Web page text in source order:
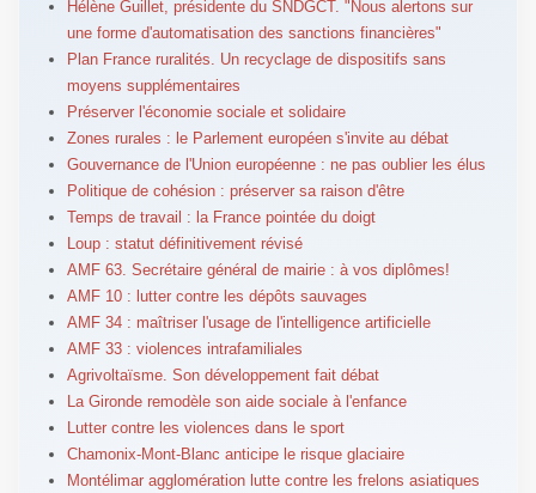
Hélène Guillet, présidente du SNDGCT. "Nous alertons sur
une forme d'automatisation des sanctions financières"
Plan France ruralités. Un recyclage de dispositifs sans
moyens supplémentaires
Préserver l'économie sociale et solidaire
Zones rurales : le Parlement européen s'invite au débat
Gouvernance de l'Union européenne : ne pas oublier les élus
Politique de cohésion : préserver sa raison d'être
Temps de travail : la France pointée du doigt
Loup : statut définitivement révisé
AMF 63. Secrétaire général de mairie : à vos diplômes!
AMF 10 : lutter contre les dépôts sauvages
AMF 34 : maîtriser l'usage de l'intelligence artificielle
AMF 33 : violences intrafamiliales
Agrivoltaïsme. Son développement fait débat
La Gironde remodèle son aide sociale à l'enfance
Lutter contre les violences dans le sport
Chamonix-Mont-Blanc anticipe le risque glaciaire
Montélimar agglomération lutte contre les frelons asiatiques